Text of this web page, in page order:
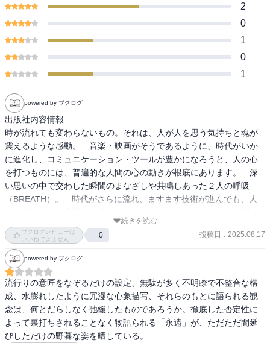
2
0
1
0
1
powered by ブクログ
出版社内容情報
時が流れても変わらないもの。それは、人が人を思う気持ちと魂が
震えるような感動。　音楽・映画がそうであるように、時代がいか
に進化し、コミュニケーション・ツールが豊かになろうと、人の心
を打つものには、普遍的な人間の心の動きが根底にあります。　深
い思いの中で交わした瞬間のまなざしや共鳴しあった２人の呼吸
（BREATH）。　時代がさらに流れ、ますます技術が進んでも、人
が、この小説のベースに流れています。
続きを読む
ブクログレビューは
いいねできません
0 投稿日 : 2025.08.17
powered by ブクログ
流行りの意匠をなぞるだけの設定、無駄が多く不明瞭で不整合な構
成、水膨れしたように冗漫な心象描写、それらのもとに語られる観
念は、何とだらしなく弛緩したものであろうか。徹底した否定性に
よって裏打ちされることなく物語られる「永遠」が、ただただ間延
びしただけの野暮な姿を晒している。